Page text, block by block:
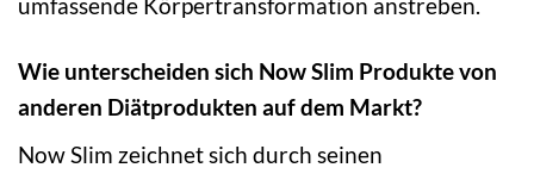
umfassende Körpertransformation anstreben.
Wie unterscheiden sich Now Slim Produkte von
anderen Diätprodukten auf dem Markt?
Now Slim zeichnet sich durch seinen